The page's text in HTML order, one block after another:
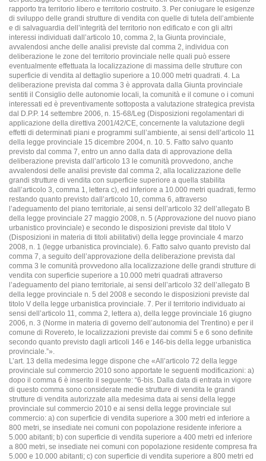
rapporto tra territorio libero e territorio costruito. 3. Per coniugare le esigenze
di sviluppo delle grandi strutture di vendita con quelle di tutela dell’ambiente
e di salvaguardia dell’integrità del territorio non edificato e con gli altri
interessi individuati dall’articolo 10, comma 2, la Giunta provinciale,
avvalendosi anche delle analisi previste dal comma 2, individua con
deliberazione le zone del territorio provinciale nelle quali può essere
eventualmente effettuata la localizzazione di massima delle strutture con
superficie di vendita al dettaglio superiore a 10.000 metri quadrati. 4. La
deliberazione prevista dal comma 3 è approvata dalla Giunta provinciale
sentiti il Consiglio delle autonomie locali, la comunità e il comune o i comuni
interessati ed è preventivamente sottoposta a valutazione strategica prevista
dal D.P.P. 14 settembre 2006, n. 15-68/Leg (Disposizioni regolamentari di
applicazione della direttiva 2001/42/CE, concernente la valutazione degli
effetti di determinati piani e programmi sull’ambiente, ai sensi dell’articolo 11
della legge provinciale 15 dicembre 2004, n. 10. 5. Fatto salvo quanto
previsto dal comma 7, entro un anno dalla data di approvazione della
deliberazione prevista dall’articolo 13 le comunità provvedono, anche
avvalendosi delle analisi previste dal comma 2, alla localizzazione delle
grandi strutture di vendita con superficie superiore a quella stabilita
dall’articolo 3, comma 1, lettera c), ed inferiore a 10.000 metri quadrati, fermo
restando quanto previsto dall’articolo 10, comma 6, attraverso
l’adeguamento del piano territoriale, ai sensi dell’articolo 32 dell’allegato B
della legge provinciale 27 maggio 2008, n. 5 (Approvazione del nuovo piano
urbanistico provinciale) e secondo le disposizioni previste dal titolo V
(Disposizioni in materia di titoli abilitativi) della legge provinciale 4 marzo
2008, n. 1 (legge urbanistica provinciale). 6. Fatto salvo quanto previsto dal
comma 7, a seguito dell’approvazione della deliberazione prevista dal
comma 3 le comunità provvedono alla localizzazione delle grandi strutture di
vendita con superficie superiore a 10.000 metri quadrati attraverso
l’adeguamento del piano territoriale, ai sensi dell’articolo 32 dell’allegato B
della legge provinciale n. 5 del 2008 e secondo le disposizioni previste dal
titolo V della legge urbanistica provinciale. 7. Per il territorio individuato ai
sensi dell’articolo 11, comma 2, lettera a), della legge provinciale 16 giugno
2006, n. 3 (Norme in materia di governo dell’autonomia del Trentino) e per il
comune di Rovereto, le localizzazioni previste dai commi 5 e 6 sono definite
secondo quanto previsto dagli articoli 146 e 146-bis della legge urbanistica
provinciale.”».
L’art. 13 della medesima legge dispone che «All’articolo 72 della legge
provinciale sul commercio 2010 sono apportate le seguenti modificazioni: a)
dopo il comma 6 è inserito il seguente: “6-bis. Dalla data di entrata in vigore
di questo comma sono considerate medie strutture di vendita le grandi
strutture di vendita autorizzate alla medesima data ai sensi della legge
provinciale sul commercio 2010 e ai sensi della legge provinciale sul
commercio: a) con superficie di vendita superiore a 300 metri ed inferiore a
800 metri, se insediate nei comuni con popolazione residente inferiore a
5.000 abitanti; b) con superficie di vendita superiore a 400 metri ed inferiore
a 800 metri, se insediate nei comuni con popolazione residente compresa fra
5.000 e 10.000 abitanti; c) con superficie di vendita superiore a 800 metri ed